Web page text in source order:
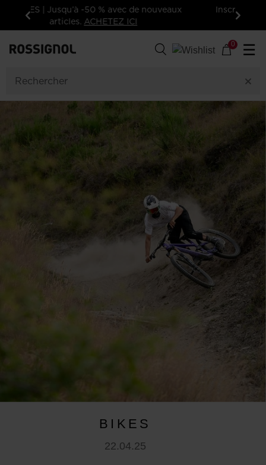
Précédent
Inscrivez-vous à la newsletter: -15% sur
votre première commande!
0 ☰
BIKES
22.04.25